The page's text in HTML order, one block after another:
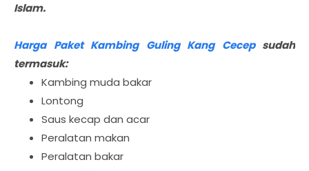
Islam.
Harga Paket Kambing Guling Kang Cecepsudah
termasuk:
Kambing muda bakar
Lontong
Saus kecap dan acar
Peralatan makan
Peralatan bakar